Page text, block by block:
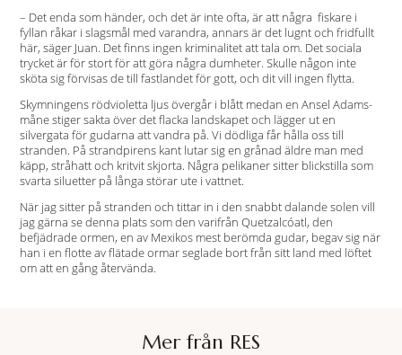
– Det enda som händer, och det är inte ofta, är att några ­ fiskare i
fyllan råkar i slagsmål med varandra, annars är det lugnt och fridfullt
här, säger Juan. Det finns ingen kriminalitet att tala om. Det sociala
trycket är för stort för att göra några dumheter. Skulle någon inte
sköta sig förvisas de till fastlandet för gott, och dit vill ingen flytta.
Skymningens rödvioletta ljus övergår i blått medan en Ansel Adams-
måne stiger sakta över det flacka landskapet och lägger ut en
silvergata för gudarna att vandra på. Vi dödliga får hålla oss till
stranden. På strandpirens kant lutar sig en grånad äldre man med
käpp, stråhatt och kritvit skjorta. Några pelikaner sitter blickstilla som
svarta siluetter på långa störar ute i vattnet.
När jag sitter på stranden och tittar in i den snabbt dalande solen vill
jag gärna se denna plats som den varifrån Quetzalcóatl, den
befjädrade ormen, en av Mexikos mest berömda gudar, begav sig när
han i en flotte av flätade ormar seglade bort från sitt land med löftet
om att en gång återvända.
Mer från RES